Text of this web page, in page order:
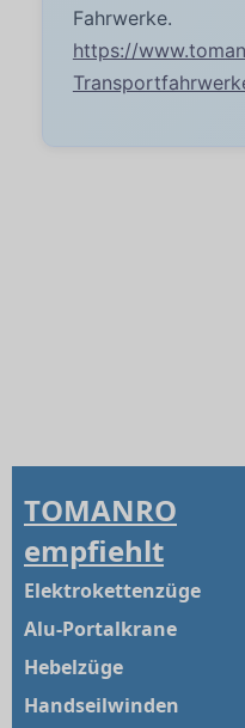
Fahrwerke.
https://
TOMANRO
empfiehlt
Elektrokettenzüge
Alu-Portalkrane
Hebelzüge
Handseilwinden